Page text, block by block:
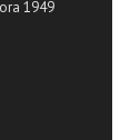
1949